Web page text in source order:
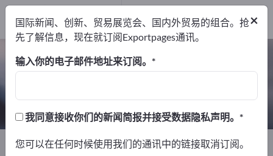
液压油 – 查找制造商和供应商
4 4
出口商4
制造商4
Exportpages 化学和制药 矿物油制品 液压油
×
国际新闻、创新、贸易展览会、国内外贸易的组合。抢
先了解信息，现在就订阅Exportpages通讯。
输入你的电子邮件地址来订阅。
我同意接收你们的新闻简报并接受数据隐私声明。
您可以在任何时候使用我们的通讯中的链接取消订阅。